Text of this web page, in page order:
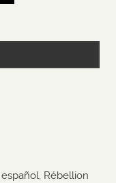
Rébellion